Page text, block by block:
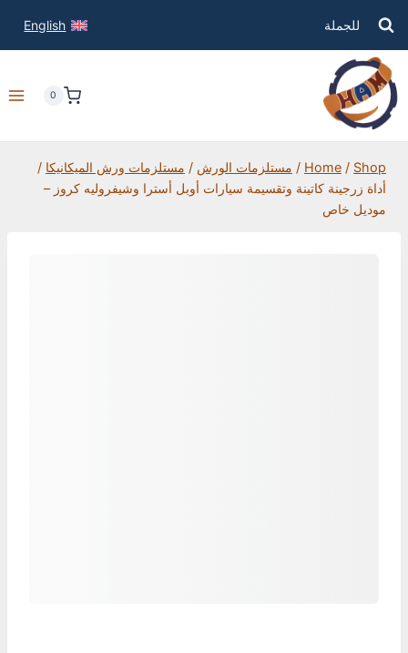
للجملة English
0
Home / Shop
/ مستلزمات الورش / مستلزمات ورش الميكانيكا /
أداة زرجينة كاتينة وتقسيمة سيارات أوبل أسترا وشيفروليه كروز –
موديل خاص